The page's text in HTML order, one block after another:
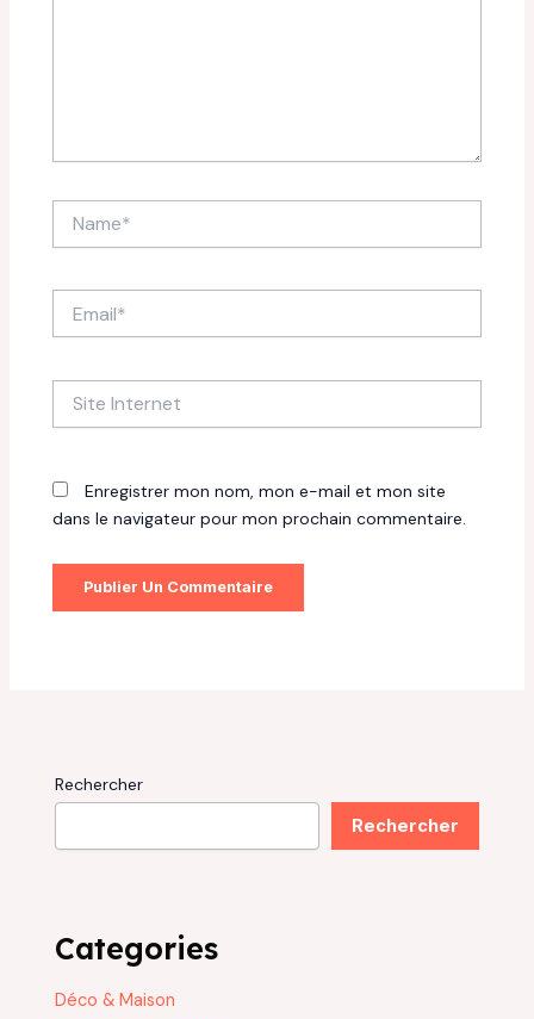
Internet
Enregistrer mon nom, mon e-mail et mon site
dans le navigateur pour mon prochain commentaire.
Rechercher
Rechercher
Categories
Déco & Maison